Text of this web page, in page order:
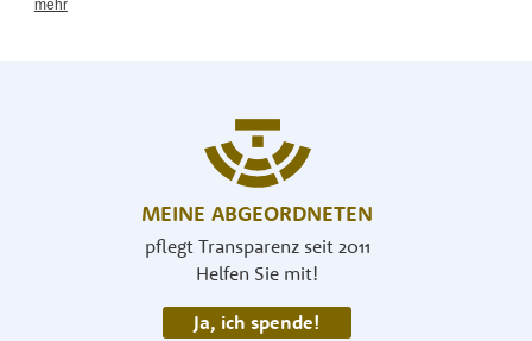
MEINE ABGEORDNETEN
pflegt Transparenz seit 2011
Helfen Sie mit!
Ja, ich spende!